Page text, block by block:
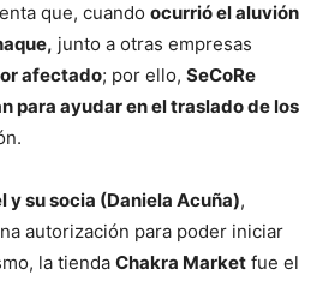
que, cuando ocurrió el aluvión
junto a otras empresas
afectado; por ello, SeCoRe
para ayudar en el traslado de los
y su socia (Daniela Acuña),
autorización para poder iniciar
la tienda Chakra Market fue el